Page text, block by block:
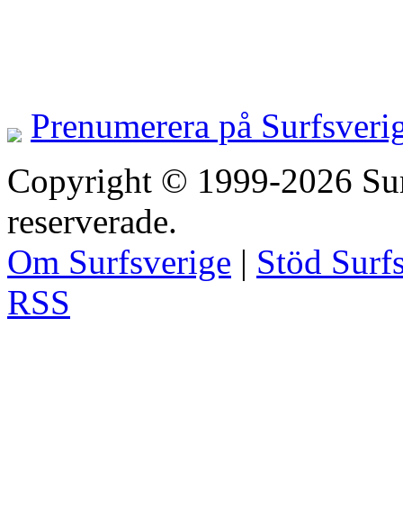
Prenumerera på
Copyright © 1999-2026
reserverade.
Om Surfsverige | Stöd
RSS